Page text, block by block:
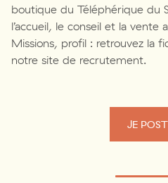
boutique du Téléphérique du
l’accueil, le conseil et la vente
Missions, profil : retrouvez la
notre site de recrutement.
JE